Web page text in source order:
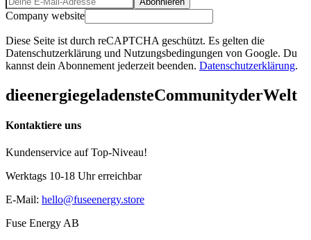
Company website
Diese Seite ist durch reCAPTCHA geschützt. Es gelten die
Datenschutzerklärung und Nutzungsbedingungen von Google. Du
kannst dein Abonnement jederzeit beenden. Datenschutzerklärung.
dieenergiegeladensteCommunityderWelt
Kontaktiere uns
Kundenservice auf Top-Niveau!
Werktags 10-18 Uhr erreichbar
E-Mail: hello@fuseenergy.store
Fuse Energy AB